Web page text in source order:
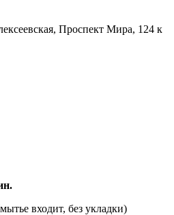
Проспект Мира, 124 к
входит, без укладки)